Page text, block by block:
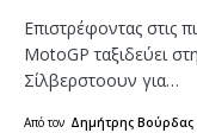
Επιστρέφοντας στις
MotoGP ταξιδεύει
Σίλβερστοουν για…
Από τον Δημήτρης Βούρδας